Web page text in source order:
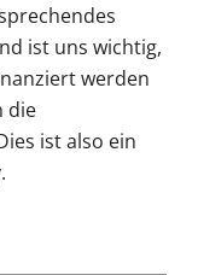
ist uns wichtig,
werden
die
ist also ein